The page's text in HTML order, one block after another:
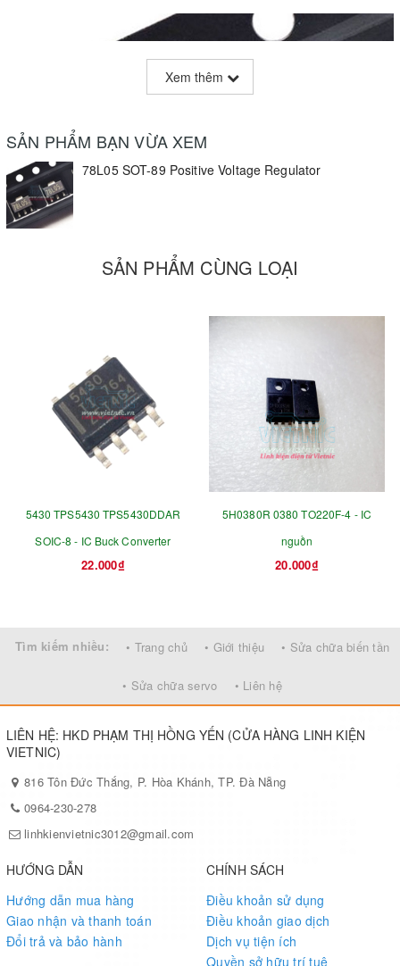
Xem thêm
SẢN PHẨM BẠN VỪA XEM
78L05 SOT-89 Positive Voltage Regulator
SẢN PHẨM CÙNG LOẠI
5430 TPS5430 TPS5430DDAR
SOIC-8 - IC Buck Converter
22.000₫
5H0380R 0380 TO220F-4 - IC
nguồn
20.000₫
Tìm kiếm nhiều: • Trang chủ • Giới thiệu • Sửa chữa biến tần
• Sửa chữa servo • Liên hệ
LIÊN HỆ: HKD PHẠM THỊ HỒNG YẾN (CỬA HÀNG LINH KIỆN
VIETNIC)
816 Tôn Đức Thắng, P. Hòa Khánh, TP. Đà Nẵng
0964-230-278
linhkienvietnic3012@gmail.com
HƯỚNG DẪN
Hướng dẫn mua hàng
Giao nhận và thanh toán
Đổi trả và bảo hành
CHÍNH SÁCH
Điều khoản sử dụng
Điều khoản giao dịch
Dịch vụ tiện ích
Quyền sở hữu trí tuệ